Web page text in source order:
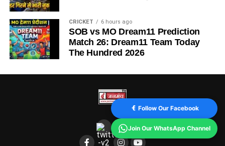
CRICKET 6 hours ago
SOB vs MO Dream11 Prediction
Match 26: Dream11 Team Today
The Hundred 2026
Follow Our Facebook
Join Our WhatsApp Channel